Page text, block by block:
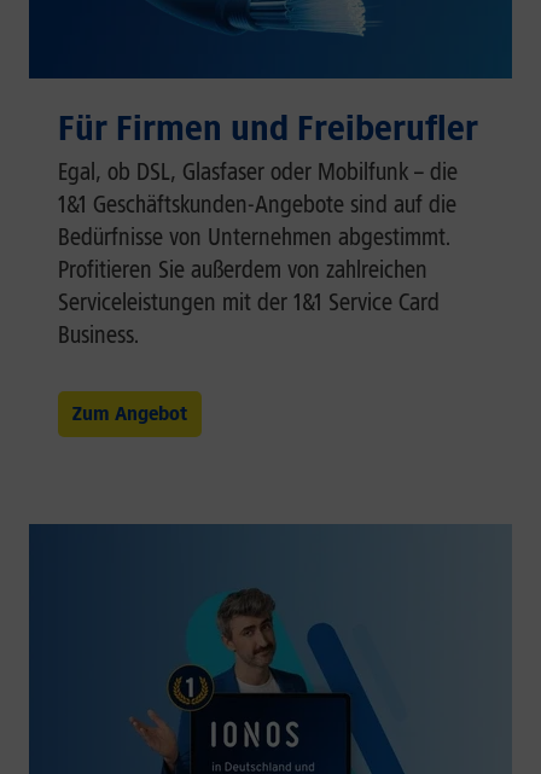
Für Firmen und Freiberufler
Egal, ob DSL, Glasfaser oder Mobilfunk – die
1&1 Geschäftskunden-Angebote sind auf die
Bedürfnisse von Unternehmen abgestimmt.
Profitieren Sie außerdem von zahlreichen
Serviceleistungen mit der 1&1 Service Card
Business.
Zum Angebot